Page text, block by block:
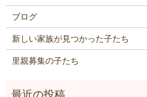
ブログ
新しい家族が見つかった子たち
里親募集の子たち